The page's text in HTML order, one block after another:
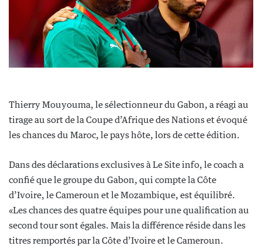
Thierry Mouyouma, le sélectionneur du Gabon, a réagi au
tirage au sort de la Coupe d’Afrique des Nations et évoqué
les chances du Maroc, le pays hôte, lors de cette édition.
Dans des déclarations exclusives à Le Site info, le coach a
confié que le groupe du Gabon, qui compte la Côte
d’Ivoire, le Cameroun et le Mozambique, est équilibré.
«Les chances des quatre équipes pour une qualification au
second tour sont égales. Mais la différence réside dans les
titres remportés par la Côte d’Ivoire et le Cameroun.